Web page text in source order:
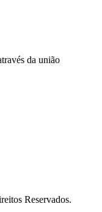
da união
Reservados.